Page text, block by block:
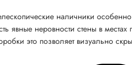
наличники
явные неровности стены в
это позволяет визуально